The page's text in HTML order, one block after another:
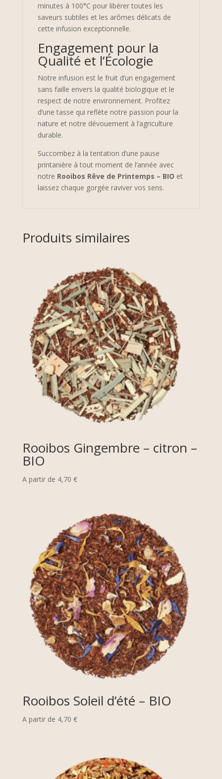
minutes à 100°C pour libérer toutes les
saveurs subtiles et les arômes délicats de
cette infusion exceptionnelle.
Engagement pour la
Qualité et l’Écologie
Notre infusion est le fruit d’un engagement
sans faille envers la qualité biologique et le
respect de notre environnement. Profitez
d’une tasse qui reflète notre passion pour la
nature et notre dévouement à l’agriculture
durable.
Succombez à la tentation d’une pause
printanière à tout moment de l’année avec
notre Rooibos Rêve de Printemps – BIO et
laissez chaque gorgée raviver vos sens.
Produits similaires
Rooibos Gingembre – citron –
BIO
A partir de 4,70 €
Rooibos Soleil d’été – BIO
A partir de 4,70 €